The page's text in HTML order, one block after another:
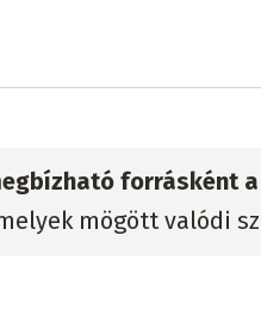
forrásként
mögött valódi